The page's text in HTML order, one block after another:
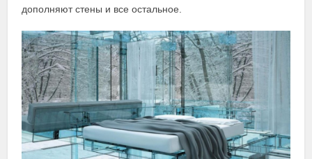
дополняют стены и все остальное.